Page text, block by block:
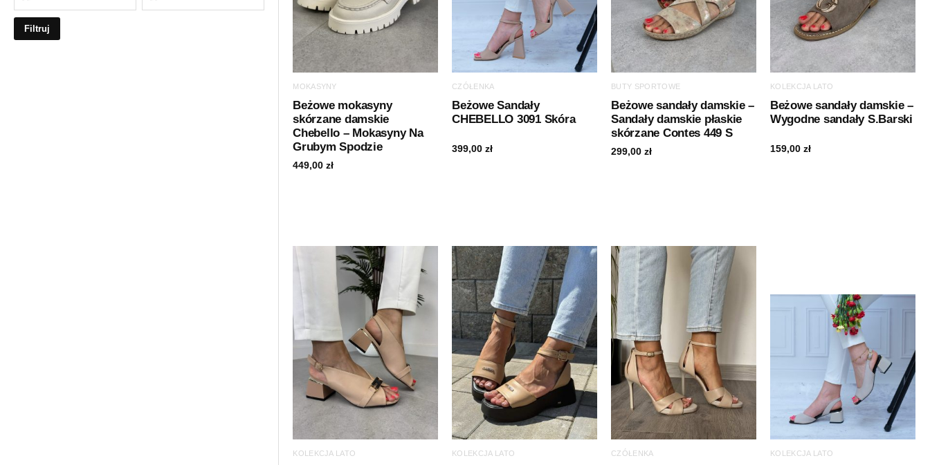
Filtruj
MOKASYNY
Beżowe mokasyny
skórzane damskie
Chebello – Mokasyny Na
Grubym Spodzie
449,00zł
CZÓŁENKA
Beżowe Sandały
CHEBELLO 3091 Skóra
399,00zł
BUTY SPORTOWE
Beżowe sandały damskie –
Sandały damskie płaskie
skórzane Contes 449 S
299,00zł
KOLEKCJA LATO
Beżowe sandały damskie –
Wygodne sandały S.Barski
159,00 zł
KOLEKCJA LATO KOLEKCJA LATO CZÓŁENKA KOLEKCJA LATO